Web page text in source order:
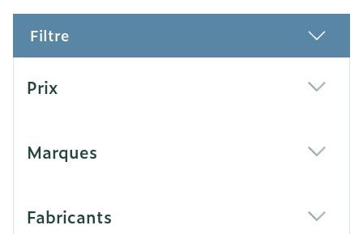
Filtre
Prix
Marques
Fabricants